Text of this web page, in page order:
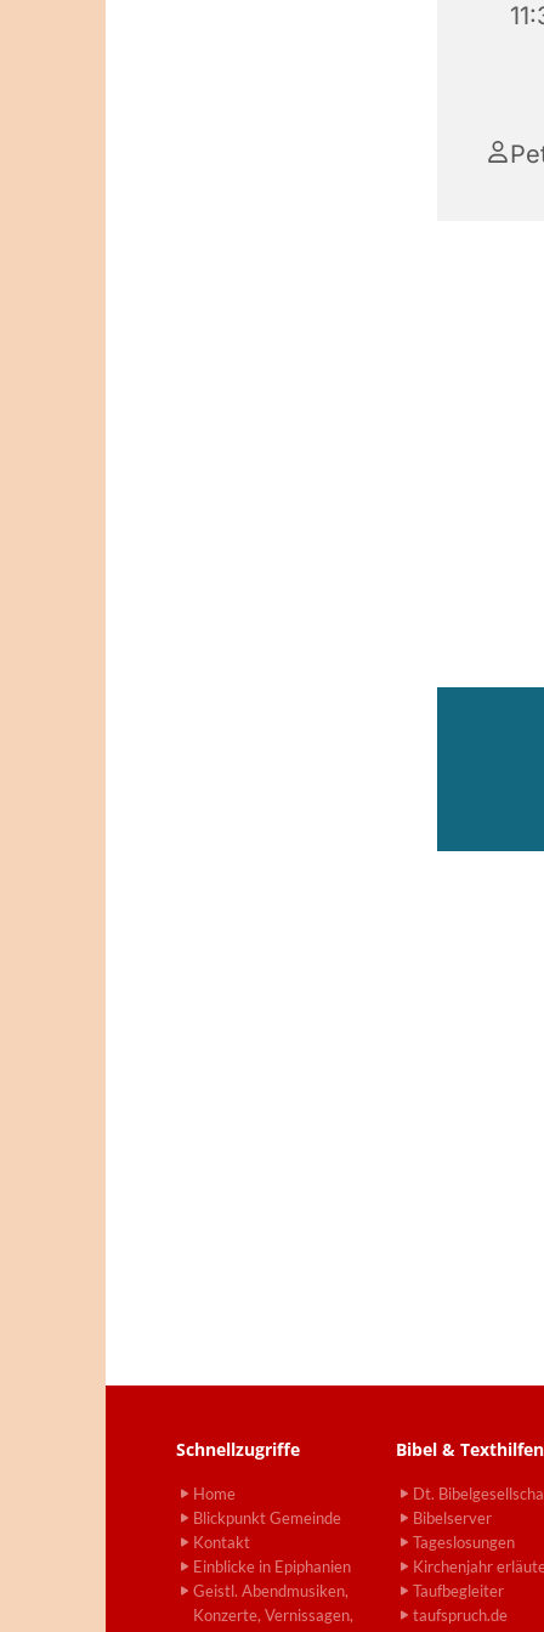
Schnellzugriffe
Home
Blickpunkt Gemeinde
Kontakt
Einblicke in Epiphanien
Geistl. Abendmusiken,
Konzerte, Vernissagen,
Bibel & Texthilfen
Dt.
Bibelserver
Tageslosungen
Kirchenjahr
Taufbegleiter
taufspruch.de